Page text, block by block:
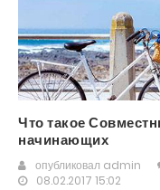
Что такое
начинающих
опубликовал admin
08.02.2017 15:02